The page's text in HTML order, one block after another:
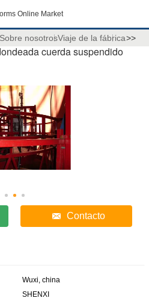
Online Market
Sobre nosotrosViaje de la fábrica>>
cuerda suspendido
Contacto
Wuxi, china
SHENXI